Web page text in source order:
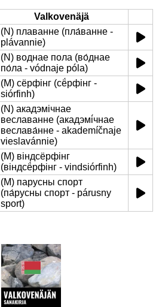
Valkovenäjä
(N) плаванне (пла́ванне -
plávannie)
(N) воднае пола (во́днае
по́ла - vódnaje póla)
(M) сёрфінг (сё́рфінг -
siórfinh)
(N) акадэмічнае
веславанне (акадэмі́чнае
веслава́нне - akademíčnaje
vieslavánnie)
(M) віндсёрфінг
(віндсё́рфінг - vindsiórfinh)
(M) парусны спорт
(па́русны спорт - párusny
sport)